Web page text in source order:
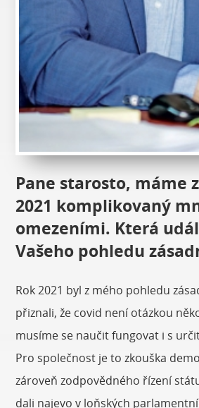
Pane starosto, máme
2021 komplikovaný
omezeními. Která
Vašeho pohledu
Rok 2021 byl z mého pohledu
přiznali, že covid není otázkou
musíme se naučit fungovat i s
Pro společnost je to zkouška
zároveň zodpovědného řízení
dali najevo v loňských